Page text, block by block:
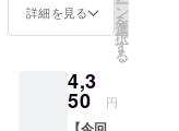
製造状
況の都
荷時期
が前後
する場
トイレ
ただけ
ます。
他の猫
りま
5940
円） ・
一
律）：
330円
詳細を見る ン
を
選
択
す
る
4,3
50 円